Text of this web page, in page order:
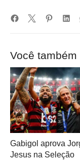
Você
Gabigol aprova
Jesus na Seleção